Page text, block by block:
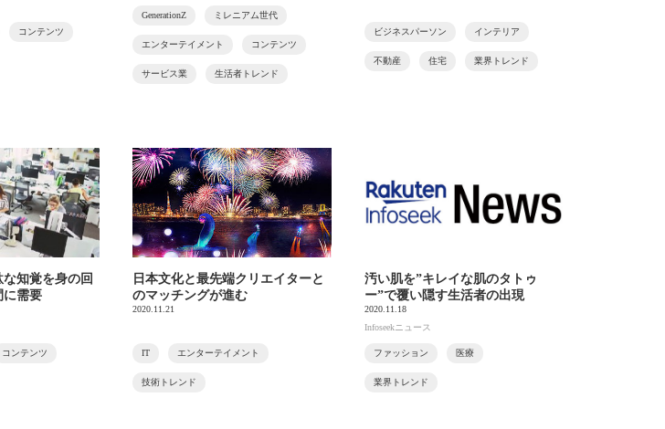
コンテンツ
GenerationZ ミレニアム世代
エンターテイメント コンテンツ
サービス業 生活者トレンド
ビジネスパーソン インテリア
不動産 住宅 業界トレンド
知覚を身の回
に需要
コンテンツ
日本文化と最先端クリエイターと
のマッチングが進む
2020.11.21
IT エンターテイメント
技術トレンド
汚い肌を”キレイな肌のタトゥ
ー”で覆い隠す生活者の出現
2020.11.18
Infoseekニュース
ファッション 医療
業界トレンド